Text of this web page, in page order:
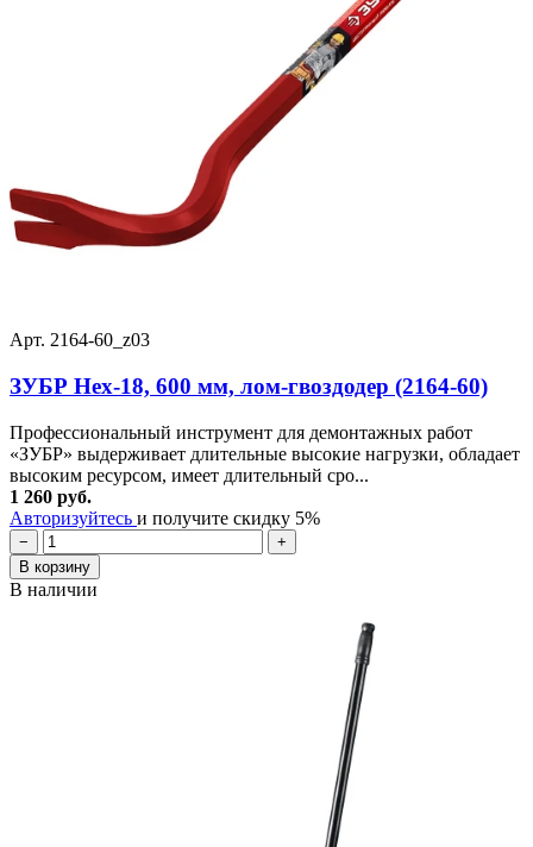
Арт. 2164-60_z03
ЗУБР Hex-18, 600 мм, лом-гвоздодер (2164-60)
Профессиональный инструмент для демонтажных работ
«ЗУБР» выдерживает длительные высокие нагрузки, обладает
высоким ресурсом, имеет длительный сро...
1 260 руб.
Авторизуйтесь и получите скидку 5%
−
+
В корзину
В наличии